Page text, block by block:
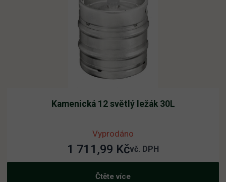
Kamenická 12 světlý ležák 30L
Vyprodáno
1 711,99 Kčvč. DPH
Čtěte více